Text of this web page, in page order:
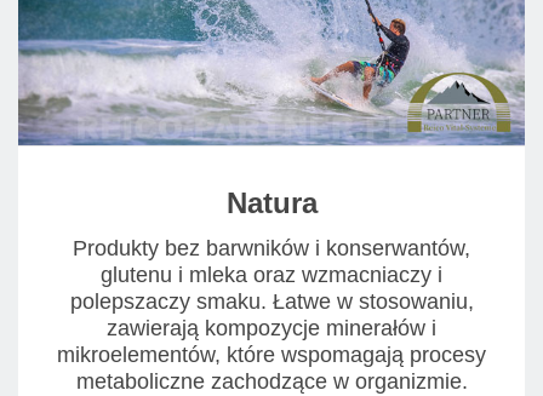
Natura
Produkty bez barwników i konserwantów,
glutenu i mleka oraz wzmacniaczy i
polepszaczy smaku. Łatwe w stosowaniu,
zawierają kompozycje minerałów i
mikroelementów, które wspomagają procesy
metaboliczne zachodzące w organizmie.